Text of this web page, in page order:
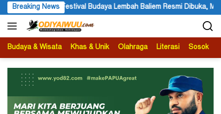
Langsung
ke
konten
Breaking News
Budaya Lembah Baliem Resmi Dibuka, Momentum Melestarikan
Budaya & Wisata Khas & Unik Olahraga Literasi Sosok